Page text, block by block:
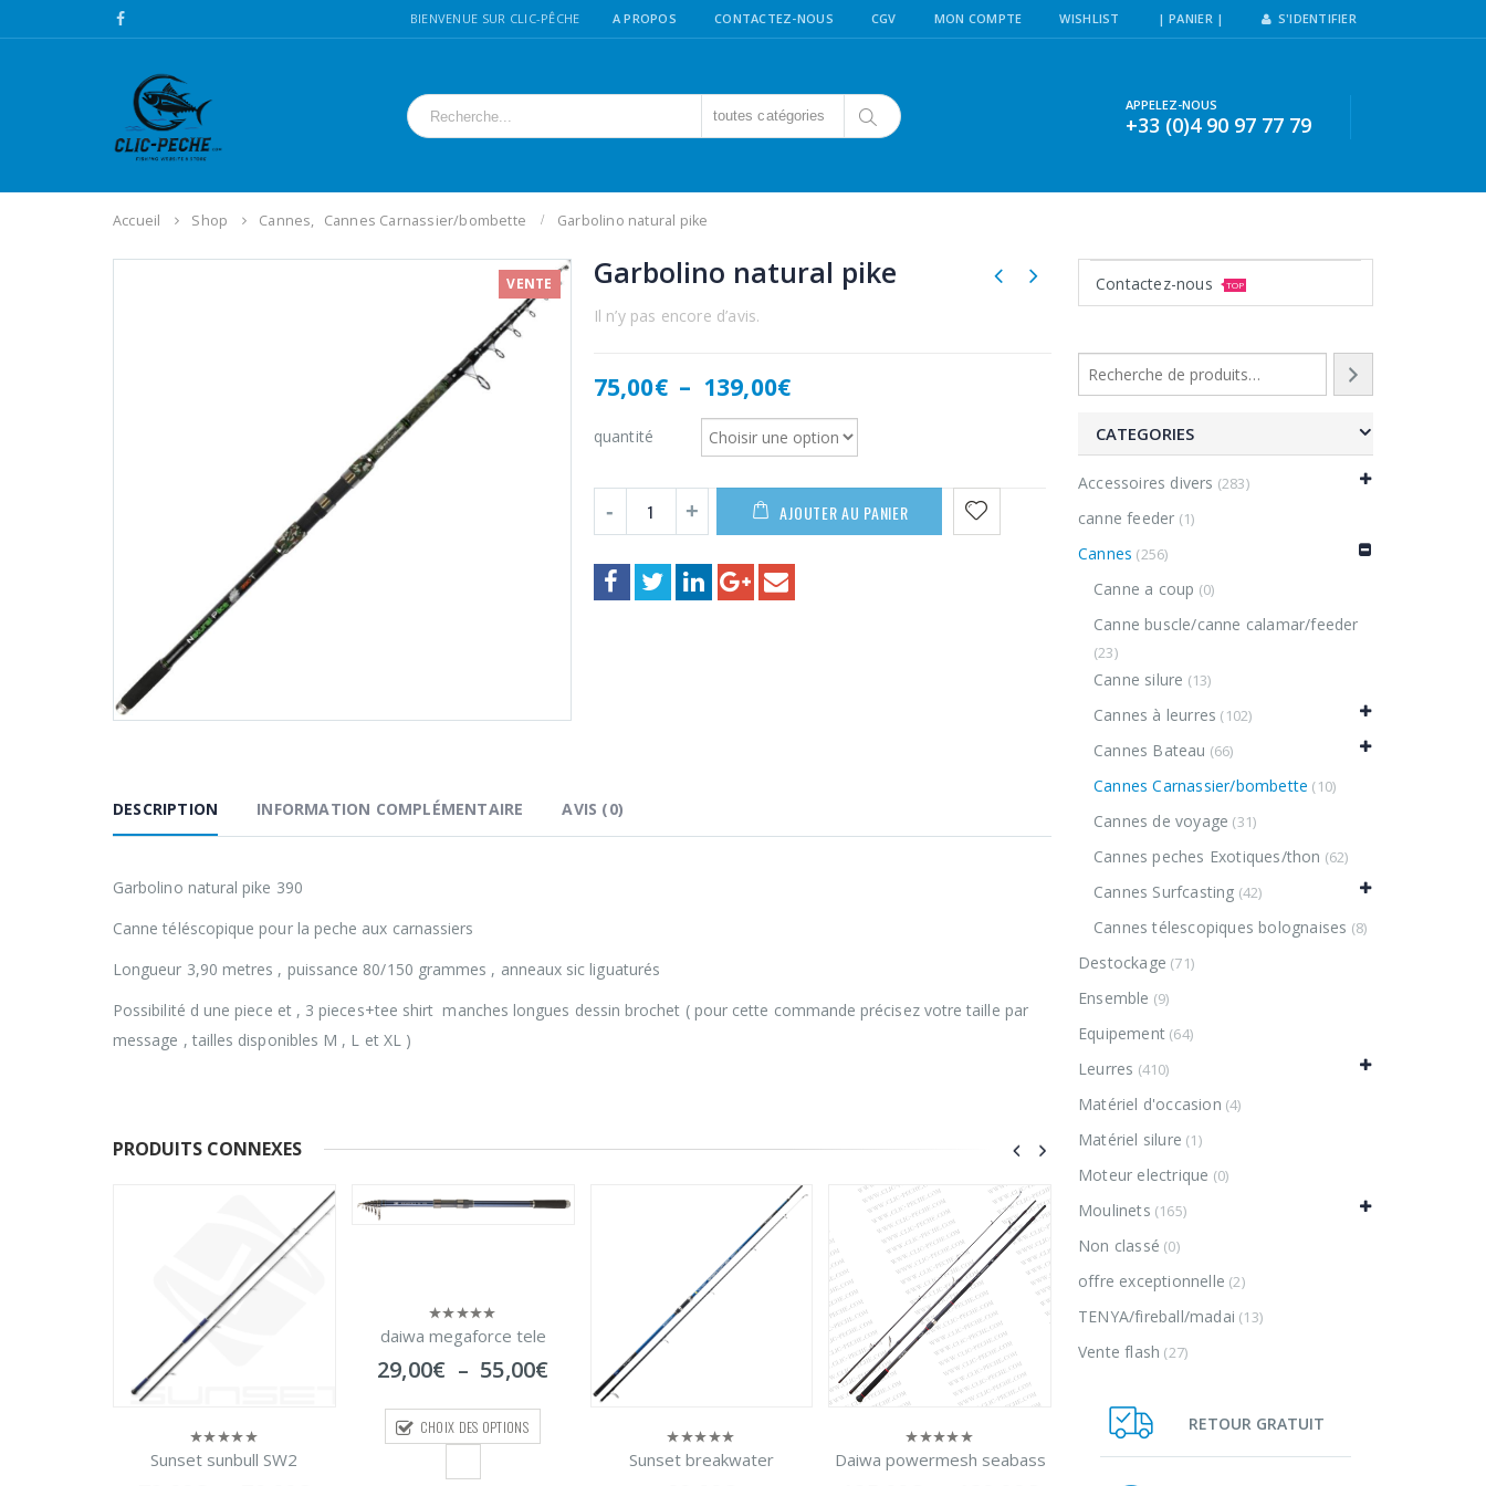
BIENVENUE SUR CLIC-PÊCHE A PROPOS CONTACTEZ-NOUS CGV MON COMPTE WISHLIST | PANIER | S'IDENTIFIER
toutes catégories
APPELEZ-NOUS
+33 (0)4 90 97 77 79
Accueil Shop Cannes, Cannes Carnassier/bombette Garbolino natural pike
VENTE Garbolino natural pike
Il n’y pas encore d’avis.
75,00€ – 139,00€Plage
prix :
75,00€
139,00€
quantité
AJOUTER AU PANIER
DESCRIPTION INFORMATION COMPLÉMENTAIRE AVIS (0)
Garbolino natural pike 390
Canne téléscopique pour la peche aux carnassiers
Longueur 3,90 metres , puissance 80/150 grammes , anneaux sic liguaturés
Possibilité d une piece et , 3 pieces+tee shirt manches longues dessin brochet ( pour cette commande précisez votre taille par
message , tailles disponibles M , L et XL )
PRODUITS CONNEXES
0
sur
daiwa megaforce tele
29,00
CHOIX DES OPTIONS
sur
0
Daiwa powermesh seabass
0
sur
Daiwa sensor bombette
48,00 –52,00€ Plage
de
prix :
à
52,00€
CHOIX DES OPTIONS
0
Sunset sunbull SW2
Contactez-nous TOP
CATEGORIES
Accessoires divers (283)
canne feeder (1)
Cannes (256)
Canne a coup (0)
Canne buscle/canne calamar/feeder
(23)
Canne silure (13)
Cannes à leurres (102)
Cannes Bateau (66)
Cannes Carnassier/bombette (10)
Cannes de voyage (31)
Cannes peches Exotiques/thon (62)
Cannes Surfcasting (42)
Cannes télescopiques bolognaises (8)
Destockage (71)
Ensemble (9)
Equipement (64)
Leurres (410)
Matériel d'occasion (4)
Matériel silure (1)
Moteur electrique (0)
Moulinets (165)
Non classé (0)
offre exceptionnelle (2)
TENYA/fireball/madai (13)
Vente flash (27)
RETOUR GRATUIT